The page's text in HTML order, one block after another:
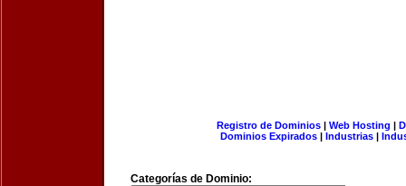
Registro de Dominios| Web Hosting |
Dominios Expirados | Industrias |
Categorías de Dominio: